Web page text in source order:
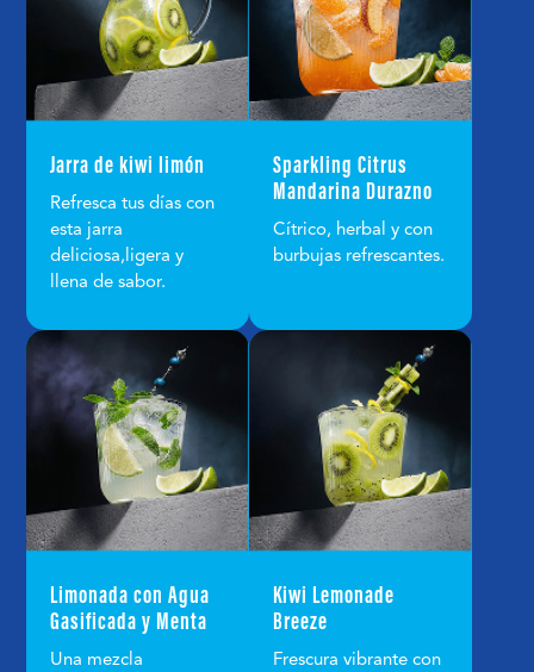
Jarra de kiwi limón
Refresca tus días con
esta jarra
deliciosa,ligera y
llena de sabor.
Sparkling Citrus
Mandarina Durazno
Cítrico, herbal y con
burbujas refrescantes.
Limonada con Agua
Gasificada y Menta
Una mezcla
Kiwi Lemonade
Breeze
Frescura vibrante con